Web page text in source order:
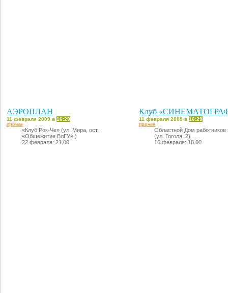
АЭРОПЛАН
11 февраля 2009 в 16:29
прочее
«Клуб Рок-Че» (ул. Мира, ост.
«Общежитие ВлГУ» )
22 февраля: 21.00
Клуб
11 февраля 2009 в 16:29
прочее
Областной Дом работников
(ул. Гоголя, 2)
16 февраля: 18.00